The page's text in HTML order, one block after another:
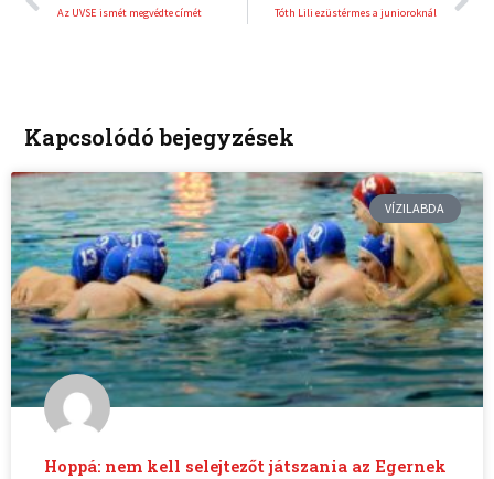
Az UVSE ismét megvédte címét Tóth Lili ezüstérmes a junioroknál
Kapcsolódó bejegyzések
VÍZILABDA
Hoppá: nem kell selejtezőt játszania az Egernek